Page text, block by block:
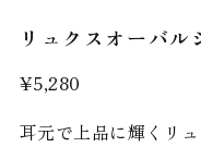
リュクスオーバル
¥5,280
耳元で上品に輝くリ